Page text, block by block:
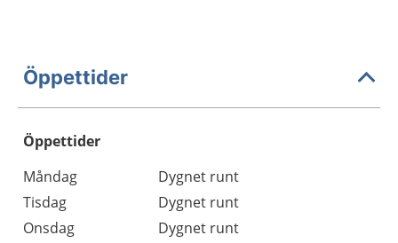
Öppettider
Öppettider
Dag
Öppettider
Kommentarer
Måndag
Dygnet runt
Tisdag
Dygnet runt
Onsdag
Dygnet runt